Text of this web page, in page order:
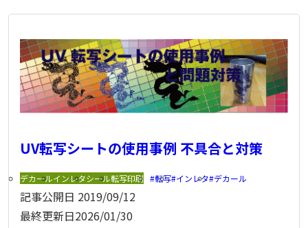
UV転写シートの使用事例 不具合と対策
デカールインレタシール転写印刷 転写 インレタ デカール
記事公開日 2019/09/12
最終更新日2026/01/30